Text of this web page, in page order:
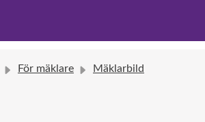
För mäklare Mäklarbild